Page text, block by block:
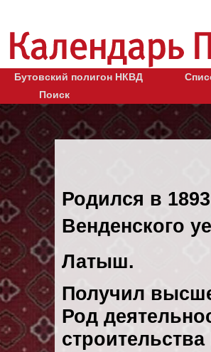
Бутовский полигон НКВД
Поиск
Родился в
Венденского
Латыш.
Получил
Род